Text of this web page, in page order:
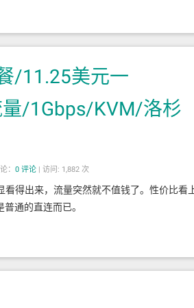
/11.25美元一
/1Gbps/KVM/洛杉
： 0 评论 | 访问: 1,882 次
得出来，流量突然就不值钱了。性价比看
通的直连而已。